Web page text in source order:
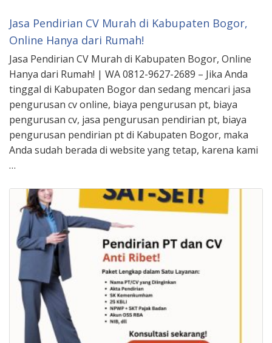
Jasa Pendirian CV Murah di Kabupaten Bogor,
Online Hanya dari Rumah!
Jasa Pendirian CV Murah di Kabupaten Bogor, Online
Hanya dari Rumah! | WA 0812-9627-2689 – Jika Anda
tinggal di Kabupaten Bogor dan sedang mencari jasa
pengurusan cv online, biaya pengurusan pt, biaya
pengurusan cv, jasa pengurusan pendirian pt, biaya
pengurusan pendirian pt di Kabupaten Bogor, maka
Anda sudah berada di website yang tetap, karena kami
…